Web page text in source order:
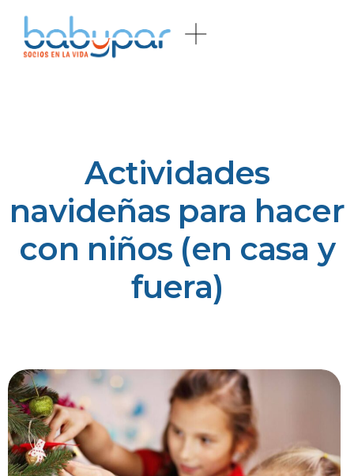
Actividades
navideñas para hacer
con niños (en casa y
fuera)